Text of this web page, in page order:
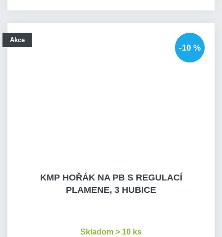
Akce
-10 %
KMP HOŘÁK NA PB S REGULACÍ
PLAMENE, 3 HUBICE
Skladom > 10 ks